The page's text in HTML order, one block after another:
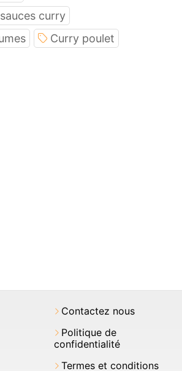
curry
Curry poulet
Contactez nous
Politique de
confidentialité
Termes et conditions